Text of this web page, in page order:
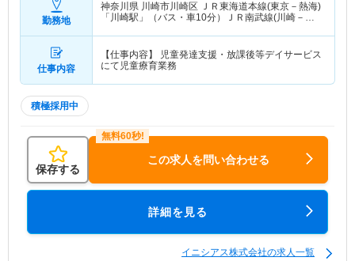
勤務地
神奈川県 川崎市川崎区 ＪＲ東海道本線(東京－熱海)
「川崎駅」（バス・車10分）ＪＲ南武線(川崎－立
仕事内容
【仕事内容】 児童発達支援・放課後等デイサービス
にて児童療育業務
積極採用中
保存する
この求人を問い合わせる
詳細を見る
イニシアス株式会社の求人一覧